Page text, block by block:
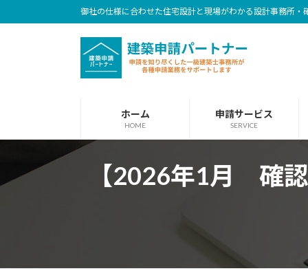
ン
ビ
御社の仕様に合わせた住宅設計と現場がわかる設計事務所
ホーム
HOME
申請サービス
SERVICE
【2026年1月 確